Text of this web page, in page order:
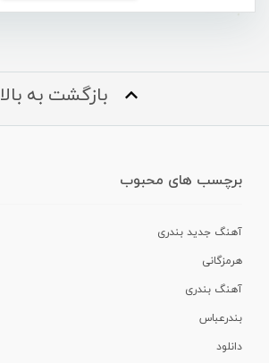
بازگشت به بالا
برچسب های محبوب
آهنگ جدید بندری
هرمزگانی
آهنگ بندری
بندرعباس
دانلود